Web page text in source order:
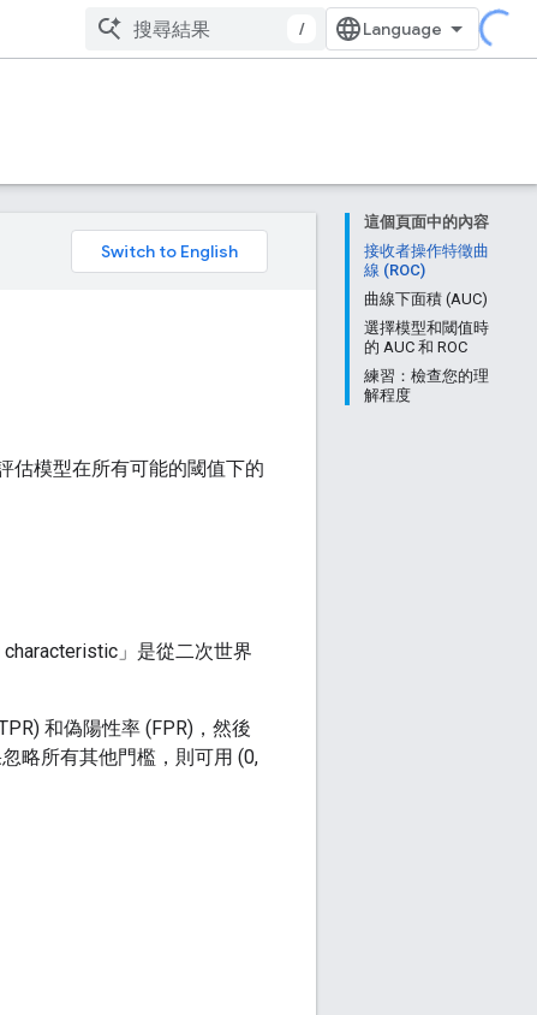
/
這個頁面中的內容
接收者操作特徵曲
線 (ROC)
曲線下面積 (AUC)
選擇模型和閾值時
的 AUC 和 ROC
練習：檢查您的理
解程度
估模型在所有可能的閾值下的
」是從二次世界
和偽陽性率 (FPR)，然後
略所有其他門檻，則可用 (0,